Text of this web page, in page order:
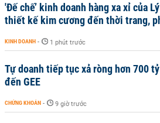
'Đế chế’ kinh doanh hàng xa xỉ của
thiết kế kim cương đến thời trang,
KINH DOANH - 1 phút trước
Tự doanh tiếp tục xả ròng hơn 700
đến GEE
CHỨNG KHOÁN - 9 giờ trước